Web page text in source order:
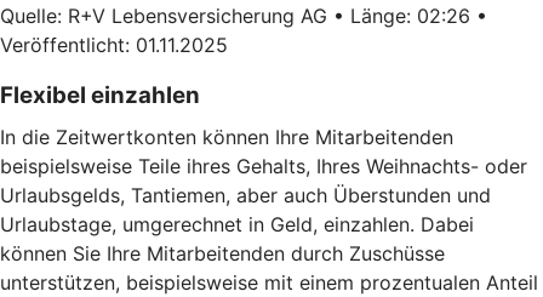
Quelle: R+V Lebensversicherung AG • Länge: 02:26 •
Veröffentlicht: 01.11.2025
Flexibel einzahlen
In die Zeitwertkonten können Ihre Mitarbeitenden
beispielsweise Teile ihres Gehalts, Ihres Weihnachts- oder
Urlaubsgelds, Tantiemen, aber auch Überstunden und
Urlaubstage, umgerechnet in Geld, einzahlen. Dabei
können Sie Ihre Mitarbeitenden durch Zuschüsse
unterstützen, beispielsweise mit einem prozentualen Anteil